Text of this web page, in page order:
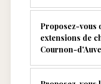
Proposez-vous
extensions de
Cournon-